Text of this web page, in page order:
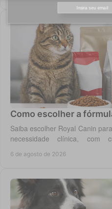
Como escolher a
Saiba escolher Royal Canin
necessidade clínica, com
6 de agosto de 2026